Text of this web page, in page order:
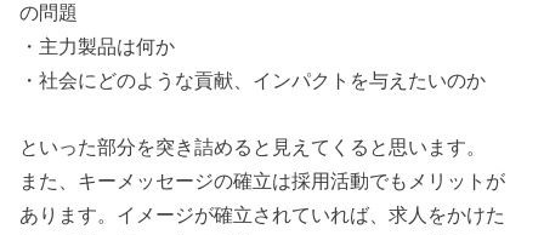
の問題
・主力製品は何か
・社会にどのような貢献、インパクトを与えたいのか
といった部分を突き詰めると見えてくると思います。
また、キーメッセージの確立は採用活動でもメリットが
あります。イメージが確立されていれば、求人をかけた